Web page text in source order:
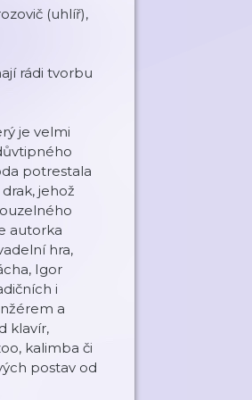
(uhlíř),
rádi tvorbu
je velmi
potrestala
jehož
autorka
hra,
Igor
i
a
klavír,
kalimba či
postav od